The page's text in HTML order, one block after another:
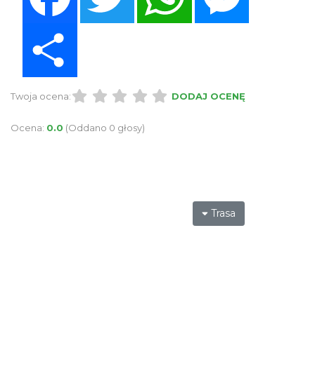
Twoja ocena: DODAJ OCENĘ
Ocena: 0.0 (Oddano 0 głosy)
Trasa